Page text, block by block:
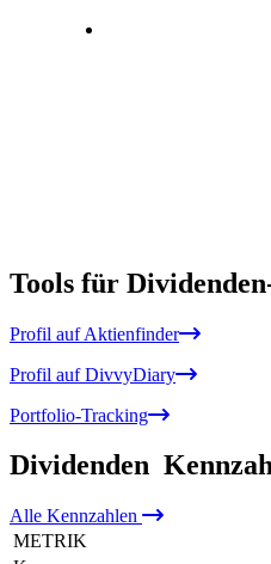
Tools für
Profil auf Aktienfinder
Profil auf DivvyDiary
Portfolio-Tracking
Dividenden
Alle Kennzahlen
METRIK